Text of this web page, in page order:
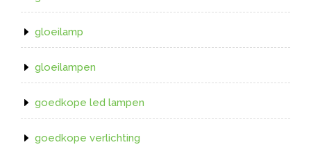
gloeilamp
gloeilampen
goedkope led lampen
goedkope verlichting